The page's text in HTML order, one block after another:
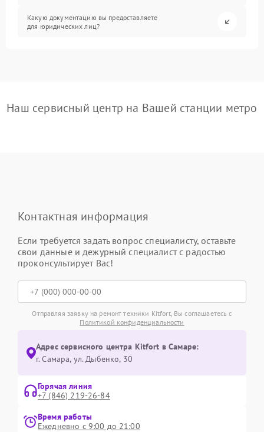
Какую документацию вы предоставляете
для юридических лиц?
Наш сервисный центр на Вашей станции метро
Контактная информация
Если требуется задать вопрос специалисту, оставьте
свои данные и дежурный специалист с радостью
проконсультирует Вас!
Отправляя заявку на ремонт техники Kitfort, Вы соглашаетесь с
Политикой конфиденциальности
Адрес сервисного центра Kitfort в Самаре:
г. Самара, ул. Дыбенко, 30
Горячая линия
+7 (846) 219-26-84
Время работы
Ежедневно с 9:00 до 21:00